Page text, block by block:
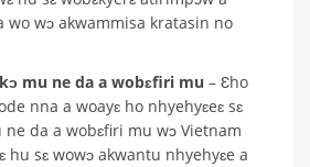
wo wɔ akwammisa kratasin no
mu ne da a wobɛfiri mu – Ɛho
nna a woayɛ ho nhyehyɛeɛ sɛ
ne da a wobɛfiri mu wɔ Vietnam
hu sɛ wowɔ akwantu nhyehyɛe a